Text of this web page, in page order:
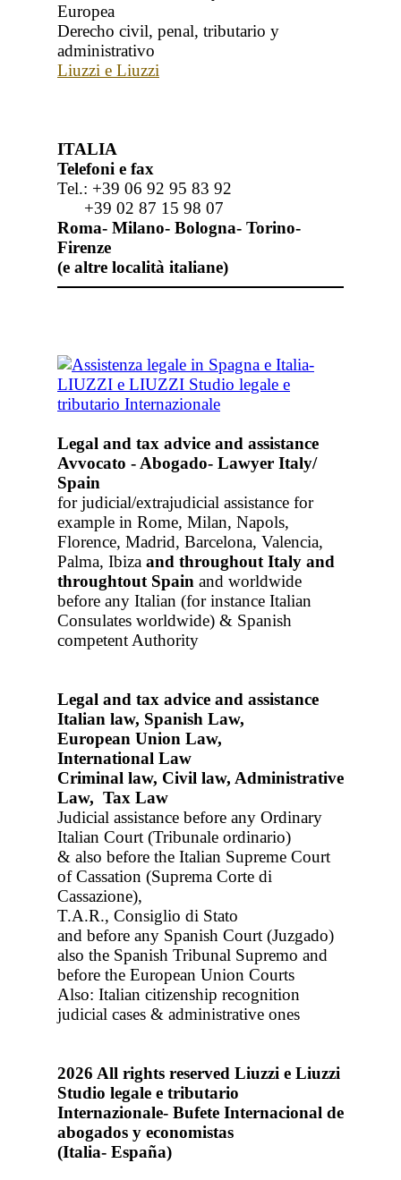
Europea
Derecho civil, penal, tributario y
administrativo
Liuzzi e Liuzzi
ITALIA
Telefoni e fax
Tel.: +39 06 92 95 83 92
+39 02 87 15 98 07
Roma- Milano- Bologna- Torino-
Firenze
(e altre località italiane)
Legal and tax advice and assistance
Avvocato - Abogado- Lawyer Italy/
Spain
for judicial/extrajudicial assistance for
example in Rome, Milan, Napols,
Florence, Madrid, Barcelona, Valencia,
Palma, Ibiza and throughout Italy and
throughtout Spain and worldwide
before any Italian (for instance Italian
Consulates worldwide) & Spanish
competent Authority
Legal and tax advice and assistance
Italian law, Spanish Law,
European Union Law,
International Law
Criminal law, Civil law, Administrative
Law, Tax Law
Judicial assistance before any Ordinary
Italian Court (Tribunale ordinario)
& also before the Italian Supreme Court
of Cassation (Suprema Corte di
Cassazione),
T.A.R., Consiglio di Stato
and before any Spanish Court (Juzgado)
also the Spanish Tribunal Supremo and
before the European Union Courts
Also: Italian citizenship recognition
judicial cases & administrative ones
2026 All rights reserved Liuzzi e Liuzzi
Studio legale e tributario
Internazionale- Bufete Internacional de
abogados y economistas
(Italia- España)